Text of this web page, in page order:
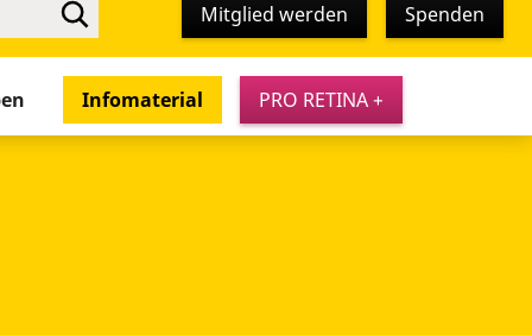
Mitglied werden Spenden
Infomaterial PRO RETINA +